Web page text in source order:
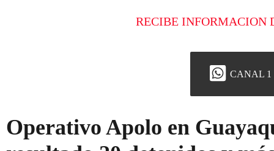
RECIBE INFORMACION
CANAL 1
Operativo Apolo en